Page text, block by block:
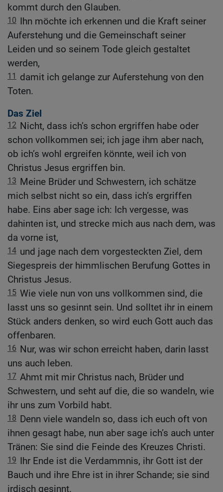
kommt durch den Glauben.
10 Ihn möchte ich erkennen und die Kraft seiner
Auferstehung und die Gemeinschaft seiner
Leiden und so seinem Tode gleich gestaltet
werden,
11
damit ich gelange zur Auferstehung von den
Toten.
Das Ziel
12 Nicht, dass ich’s schon ergriffen habe oder
schon vollkommen sei; ich jage ihm aber nach,
ob ich’s wohl ergreifen könnte, weil ich von
Christus Jesus ergriffen bin.
13 Meine Brüder und Schwestern, ich schätze
mich selbst nicht so ein, dass ich’s ergriffen
habe. Eins aber sage ich: Ich vergesse, was
dahinten ist, und strecke mich aus nach dem, was
da vorne ist,
14 und jage nach dem vorgesteckten Ziel, dem
Siegespreis der himmlischen Berufung Gottes in
Christus Jesus.
15 Wie viele nun von uns vollkommen sind, die
lasst uns so gesinnt sein. Und solltet ihr in einem
Stück anders denken, so wird euch Gott auch das
offenbaren.
16 Nur, was wir schon erreicht haben, darin lasst
uns auch leben.
17 Ahmt mit mir Christus nach, Brüder und
Schwestern, und seht auf die, die so wandeln, wie
ihr uns zum Vorbild habt.
18 Denn viele wandeln so, dass ich euch oft von
ihnen gesagt habe, nun aber sage ich’s auch unter
Tränen: Sie sind die Feinde des Kreuzes Christi.
19 Ihr Ende ist die Verdammnis, ihr Gott ist der
Bauch und ihre Ehre ist in ihrer Schande; sie sind
irdisch gesinnt.